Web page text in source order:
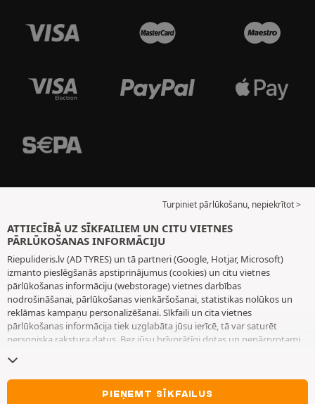
Turpiniet pārlūkošanu, nepiekrītot >
ATTIECĪBĀ UZ SĪKFAILIEM UN CITU VIETNES
PĀRLŪKOŠANAS INFORMĀCIJU
Riepulideris.lv (AD TYRES) un tā partneri (Google, Hotjar, Microsoft)
izmanto pieslēgšanās apstiprinājumus (cookies) un citu vietnes
pārlūkošanas informāciju (webstorage) vietnes darbības
nodrošināšanai, pārlūkošanas vienkāršošanai, statistikas nolūkos un
reklāmas kampaņu personalizēšanai. Sīkfaili un cita vietnes
pārlūkošanas informācija tiek uzglabāta jūsu ierīcē, tā var saturēt
personiska rakstura datus. Bez jūsu brīvprātīgi dotas un nepārprotami
pārlūkošanas informāciju, izņemot to, kas nepieciešama vietnes
darbības nodrošināšanai. Mēs saglabājam jūsu izvēli 6 mēnešus ilgu
laiku periodu. Jūs varat jebkurā brīdī atsaukt savu piekrišanu, dodoties
PIEŅEMT SĪKFAILUS